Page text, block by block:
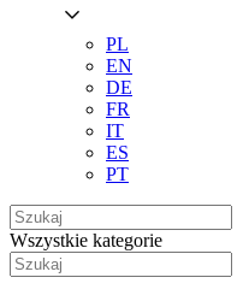
PL
EN
DE
FR
IT
ES
PT
Wszystkie kategorie